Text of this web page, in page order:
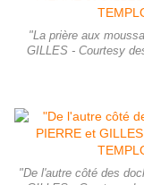
"La prière aux
GILLES - Courtesy
"De l'autre côté des